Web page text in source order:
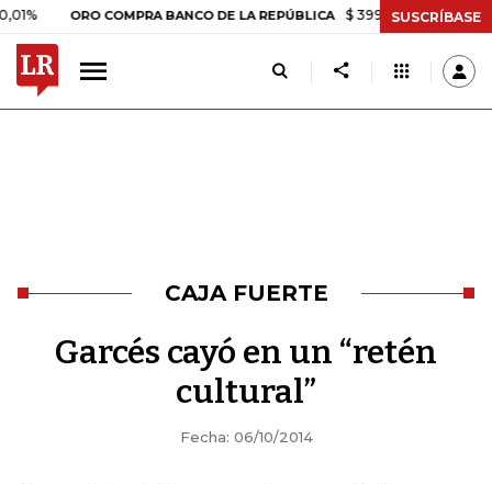
ORO COMPRA BANCO DE LA REPÚBLICA $ 399.745,16 +$ 2.295,71
SUSCRÍBASE
CAJA FUERTE
Garcés cayó en un “retén
cultural”
Fecha: 06/10/2014